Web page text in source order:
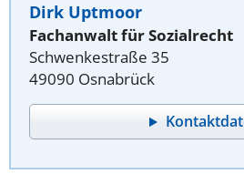
Dirk Uptmoor
Fachanwalt für Sozialrecht
Schwenkestraße 35
49090 Osnabrück